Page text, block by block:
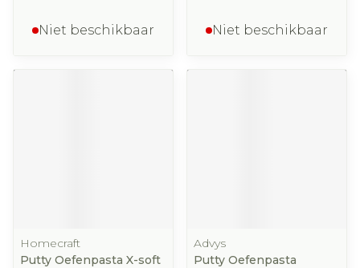
Niet beschikbaar Niet beschikbaar
Homecraft
Putty Oefenpasta X-soft
Advys
Putty Oefenpasta